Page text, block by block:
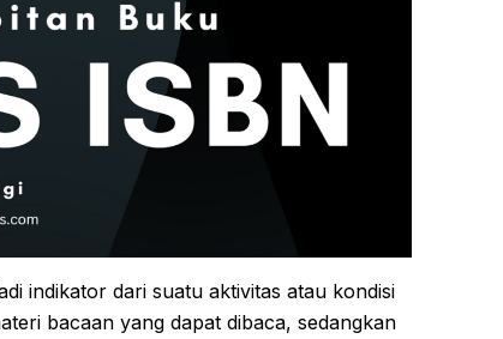
indikator dari suatu aktivitas atau kondisi
bacaan yang dapat dibaca, sedangkan